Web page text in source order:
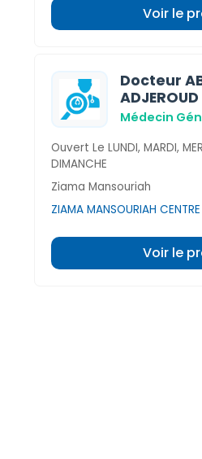
Voir le
Docteur
ADJEROUD
Médecin
Ouvert Le LUNDI, MARDI,
DIMANCHE
Ziama Mansouriah
ZIAMA MANSOURIAH CENTRE
Voir le